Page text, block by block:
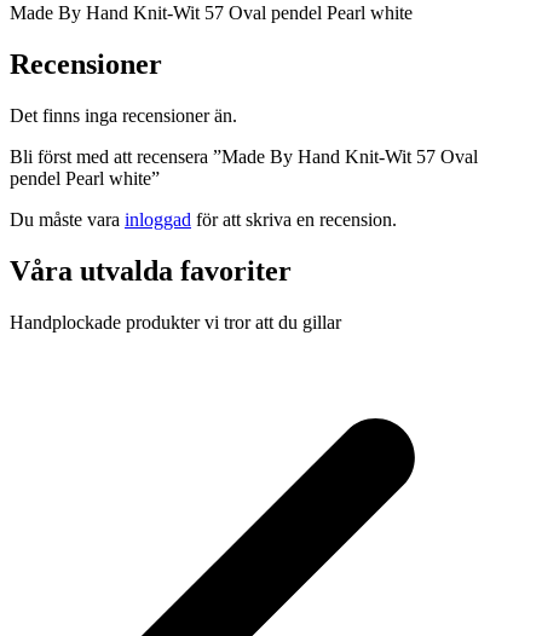
Made By Hand Knit-Wit 57 Oval pendel Pearl white
Recensioner
Det finns inga recensioner än.
Bli först med att recensera ”Made By Hand Knit-Wit 57 Oval
pendel Pearl white”
Du måste vara inloggad för att skriva en recension.
Våra utvalda favoriter
Handplockade produkter vi tror att du gillar